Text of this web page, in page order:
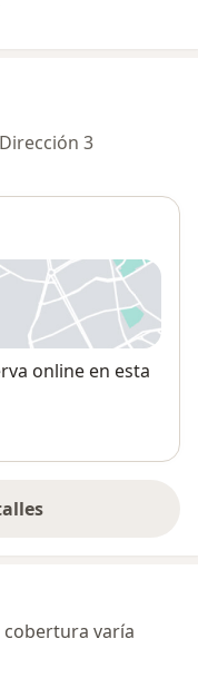
Dirección 3
en una nueva
online en esta
dirección
cobertura varía